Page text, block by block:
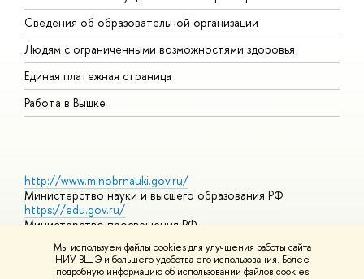
Мы используем файлы cookies для улучшения работы сайта
НИУ ВШЭ и большего удобства его использования. Более
подробную информацию об использовании файлов cookies
Сведения об образовательной организации
Людям с ограниченными возможностями здоровья
Единая платежная страница
Работа в Вышке
http://www.minobrnauki.gov.ru/
Министерство науки и высшего образования РФ
https://edu.gov.ru/
Министерство просвещения РФ
Массовые открытые онлайн-курсы